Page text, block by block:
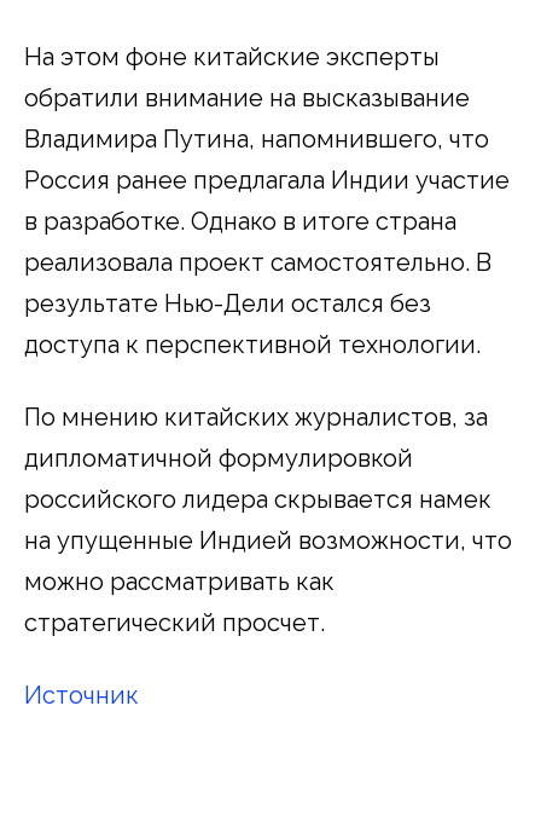
На этом фоне китайские эксперты
обратили внимание на высказывание
Владимира Путина, напомнившего, что
Россия ранее предлагала Индии участие
в разработке. Однако в итоге страна
реализовала проект самостоятельно. В
результате Нью-Дели остался без
доступа к перспективной технологии.
По мнению китайских журналистов, за
дипломатичной формулировкой
российского лидера скрывается намек
на упущенные Индией возможности, что
можно рассматривать как
стратегический просчет.
Источник